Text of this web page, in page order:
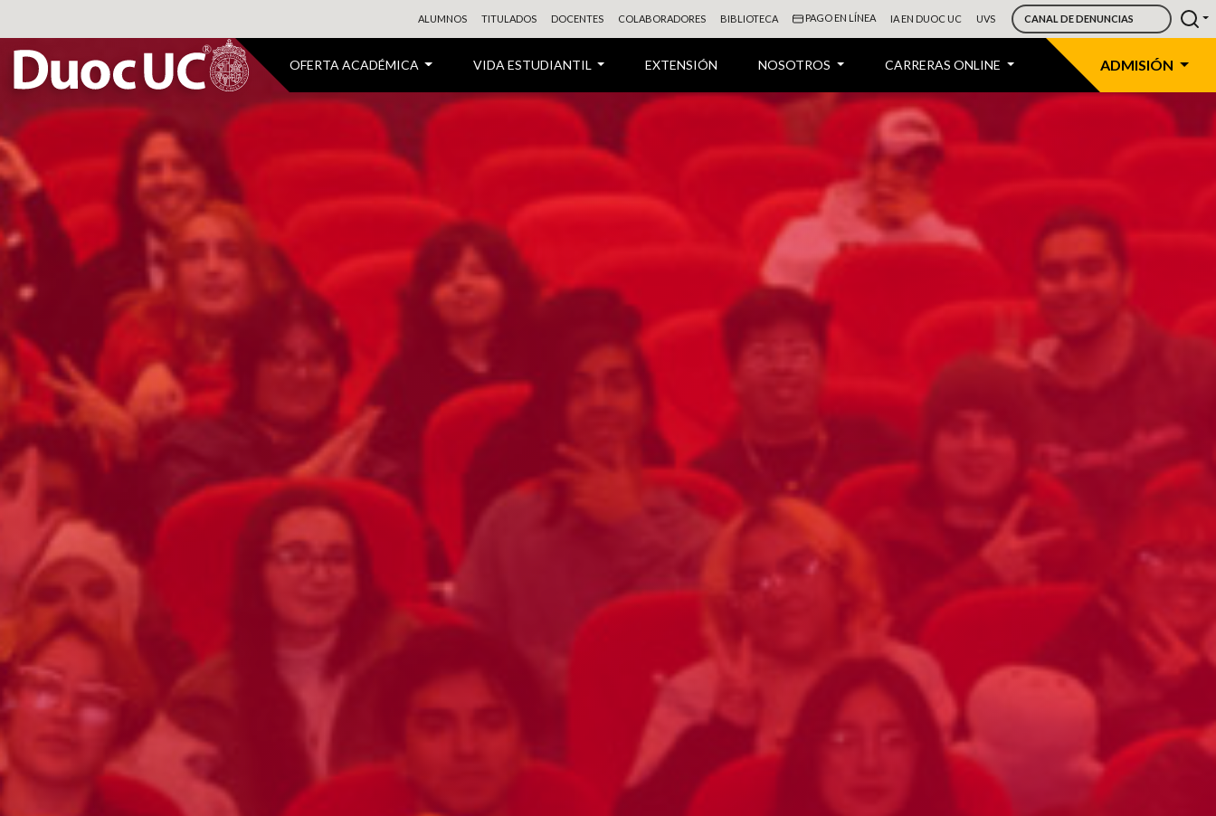
OFERTA ACADÉMICA VIDA ESTUDIANTIL EXTENSIÓN NOSOTROS CARRERAS ONLINE ADMISIÓN
ALUMNOS TITULADOS DOCENTES COLABORADORES BIBLIOTECA PAGO EN LÍNEA IA EN DUOC UC UVS CANAL DE DENUNCIAS